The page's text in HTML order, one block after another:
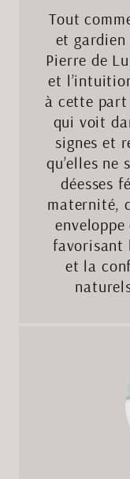
Tout
et
Pierre de
et
à cette
qui voit
signes et
qu’elles ne
déesses
maternité,
favorisant
et la